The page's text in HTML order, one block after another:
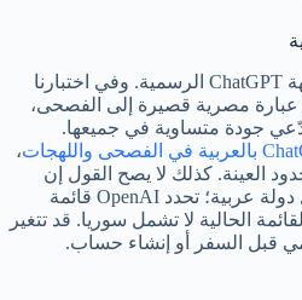
العربية مدرجة ضمن لغات واجهة ChatGPT الرسمية. وفي اختبارنا
مصرية قصيرة إلى الفصحى،
جودة متساوية في جميعها.
،
العينة. كذلك لا يصح القول إن
ChatGPT الرسمي متاح في كل دولة عربية؛ تحدد OpenAI قائمة
الحالية لا تشمل سوريا. قد تتغير
قبل السفر أو إنشاء حساب.